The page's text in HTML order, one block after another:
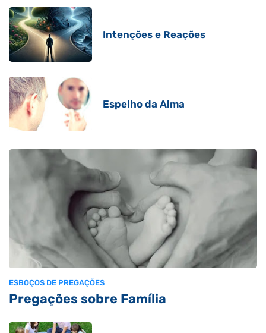
Intenções e Reações
Espelho da Alma
ESBOÇOS DE PREGAÇÕES
Pregações sobre Família